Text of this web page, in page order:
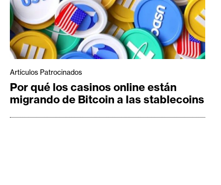
Artículos Patrocinados
Por qué los casinos online están
migrando de Bitcoin a las stablecoins